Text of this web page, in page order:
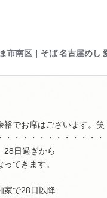
裕でお席はございます。笑
・・・・・・・・・・・・
28日過ぎから
てきます。
家で28日以降